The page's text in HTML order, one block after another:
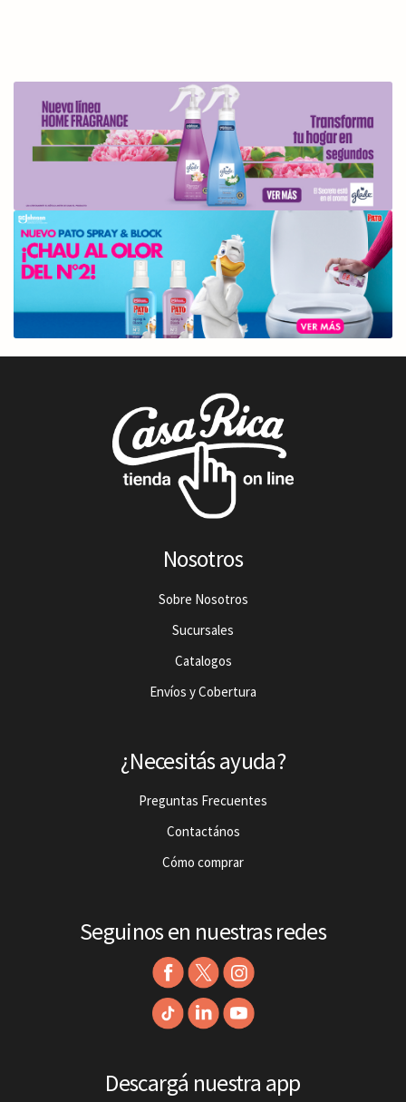
Nosotros
Sobre Nosotros
Sucursales
Catalogos
Envíos y Cobertura
¿Necesitás ayuda?
Preguntas Frecuentes
Contactános
Cómo comprar
Seguinos en nuestras redes
Descargá nuestra app